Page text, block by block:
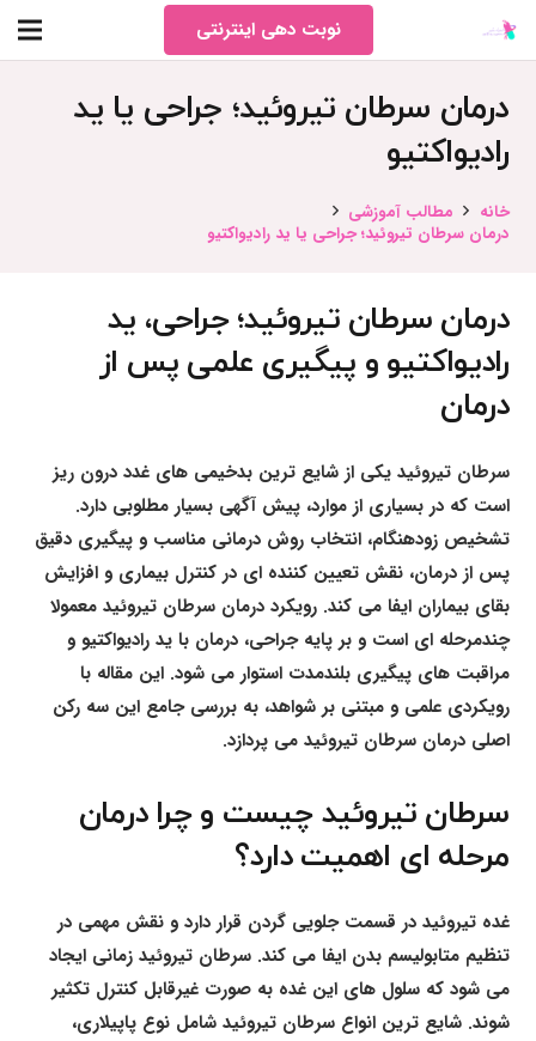
نوبت دهی اینترنتی
درمان سرطان تیروئید؛ جراحی یا ید
رادیواکتیو
خانه
مطالب آموزشی
درمان سرطان تیروئید؛ جراحی یا ید رادیواکتیو
درمان سرطان تیروئید؛ جراحی، ید
رادیواکتیو و پیگیری علمی پس از
درمان
سرطان تیروئید یکی از شایع ترین بدخیمی های غدد درون ریز
است که در بسیاری از موارد، پیش آگهی بسیار مطلوبی دارد.
تشخیص زودهنگام، انتخاب روش درمانی مناسب و پیگیری دقیق
پس از درمان، نقش تعیین کننده ای در کنترل بیماری و افزایش
بقای بیماران ایفا می کند. رویکرد درمان سرطان تیروئید معمولا
چندمرحله ای است و بر پایه جراحی، درمان با ید رادیواکتیو و
مراقبت های پیگیری بلندمدت استوار می شود. این مقاله با
رویکردی علمی و مبتنی بر شواهد، به بررسی جامع این سه رکن
اصلی درمان سرطان تیروئید می پردازد.
سرطان تیروئید چیست و چرا درمان
مرحله ای اهمیت دارد؟
غده تیروئید در قسمت جلویی گردن قرار دارد و نقش مهمی در
تنظیم متابولیسم بدن ایفا می کند. سرطان تیروئید زمانی ایجاد
می شود که سلول های این غده به صورت غیرقابل کنترل تکثیر
شوند. شایع ترین انواع سرطان تیروئید شامل نوع پاپیلاری،